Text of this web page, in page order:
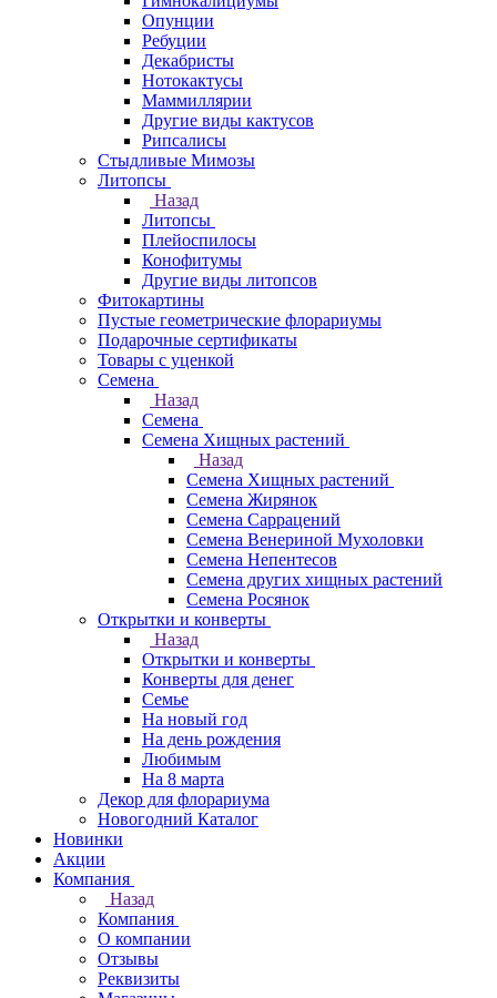
Опунции
Ребуции
Декабристы
Нотокактусы
Маммиллярии
Другие виды кактусов
Рипсалисы
Стыдливые Мимозы
Литопсы
Назад
Литопсы
Плейоспилосы
Конофитумы
Другие виды литопсов
Фитокартины
Пустые геометрические флорариумы
Подарочные сертификаты
Товары с уценкой
Семена
Назад
Семена
Семена Хищных растений
Назад
Семена Хищных растений
Семена Жирянок
Семена Саррацений
Семена Венериной Мухоловки
Семена Непентесов
Семена других хищных растений
Семена Росянок
Открытки и конверты
Назад
Открытки и конверты
Конверты для денег
Семье
На новый год
На день рождения
Любимым
На 8 марта
Декор для флорариума
Новогодний Каталог
Новинки
Акции
Компания
Назад
Компания
О компании
Отзывы
Реквизиты